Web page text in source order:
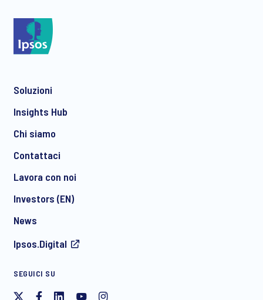
marketing via e-mail su prodotti e servizi, inclusi inviti a
ritirare il proprio consenso in qualsiasi momento.
Soluzioni
Insights Hub
Chi siamo
Contattaci
Lavora con noi
Investors (EN)
News
Ipsos.Digital
SEGUICI SU